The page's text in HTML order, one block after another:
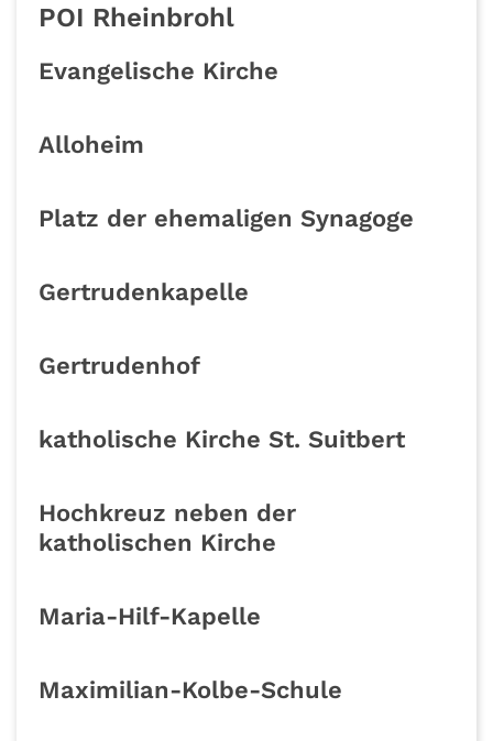
POI Rheinbrohl
Evangelische Kirche
Alloheim
Platz der ehemaligen Synagoge
Gertrudenkapelle
Gertrudenhof
katholische Kirche St. Suitbert
Hochkreuz neben der
katholischen Kirche
Maria-Hilf-Kapelle
Maximilian-Kolbe-Schule